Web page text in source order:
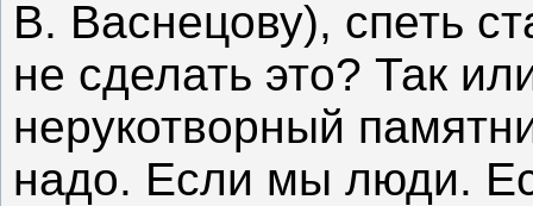
В. Васнецову), спеть
не сделать это? Так
нерукотворный
надо. Если мы люди.